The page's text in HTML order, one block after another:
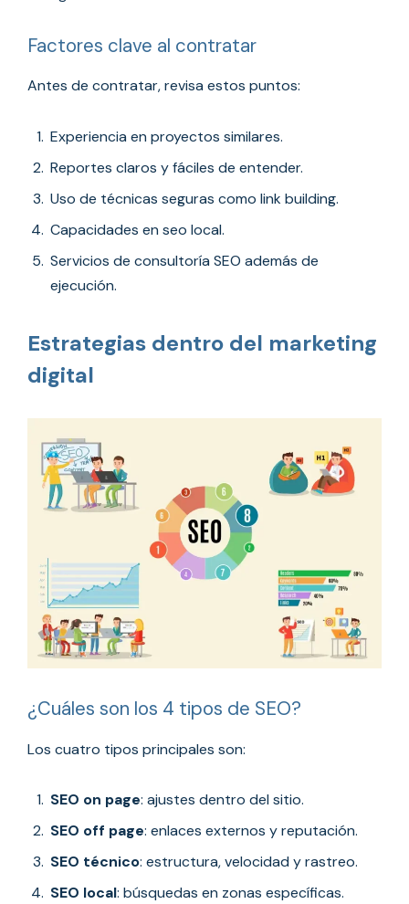
Factores clave al contratar
Antes de contratar, revisa estos puntos:
Experiencia en proyectos similares.
Reportes claros y fáciles de entender.
Uso de técnicas seguras como link building.
Capacidades en seo local.
Servicios de consultoría SEO además de
ejecución.
Estrategias dentro del marketing
digital
¿Cuáles son los 4 tipos de SEO?
Los cuatro tipos principales son:
SEO on page: ajustes dentro del sitio.
SEO off page: enlaces externos y reputación.
SEO técnico: estructura, velocidad y rastreo.
SEO local: búsquedas en zonas específicas.